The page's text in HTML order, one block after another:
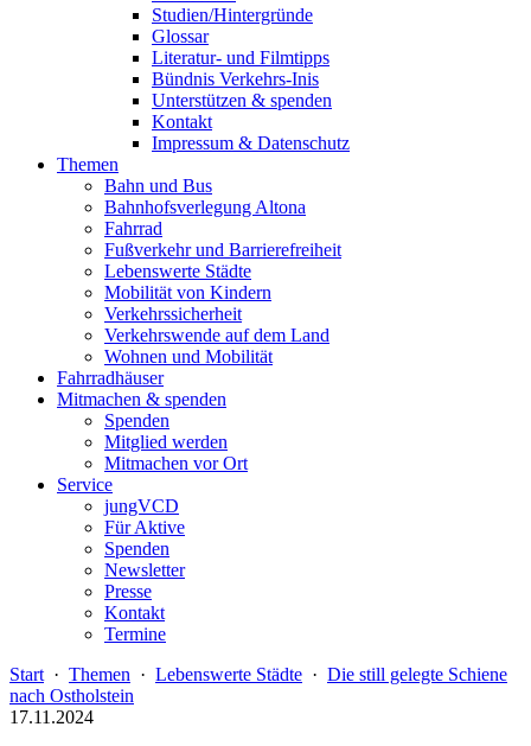
Studien/Hintergründe
Glossar
Literatur- und Filmtipps
Bündnis Verkehrs-Inis
Unterstützen & spenden
Kontakt
Impressum & Datenschutz
Themen
Bahn und Bus
Bahnhofsverlegung Altona
Fahrrad
Fußverkehr und Barrierefreiheit
Lebenswerte Städte
Mobilität von Kindern
Verkehrssicherheit
Verkehrswende auf dem Land
Wohnen und Mobilität
Fahrradhäuser
Mitmachen & spenden
Spenden
Mitglied werden
Mitmachen vor Ort
Service
jungVCD
Für Aktive
Spenden
Newsletter
Presse
Kontakt
Termine
Start · Themen · Lebenswerte Städte · Die still gelegte Schiene
nach Ostholstein
17.11.2024